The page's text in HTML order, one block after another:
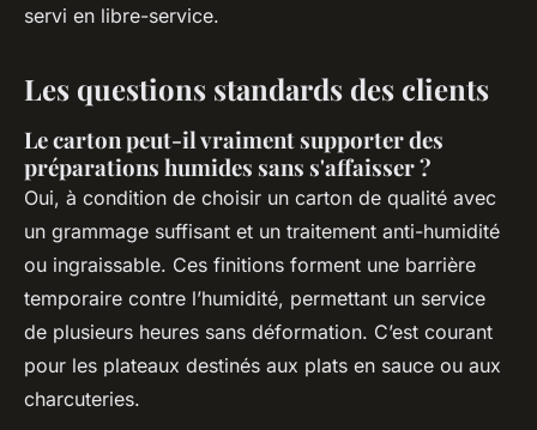
servi en libre-service.
Les questions standards des clients
Le carton peut-il vraiment supporter des
préparations humides sans s'affaisser ?
Oui, à condition de choisir un carton de qualité avec
un grammage suffisant et un traitement anti-humidité
ou ingraissable. Ces finitions forment une barrière
temporaire contre l’humidité, permettant un service
de plusieurs heures sans déformation. C’est courant
pour les plateaux destinés aux plats en sauce ou aux
charcuteries.